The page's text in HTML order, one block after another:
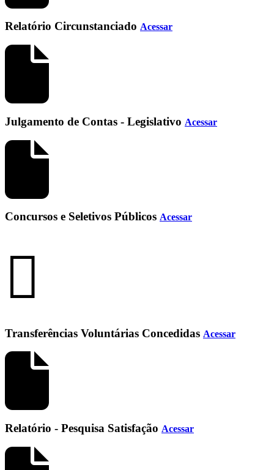
Relatório Circunstanciado Acessar
Julgamento de Contas - Legislativo Acessar
Concursos e Seletivos Públicos Acessar
Transferências Voluntárias Concedidas Acessar
Relatório - Pesquisa Satisfação Acessar